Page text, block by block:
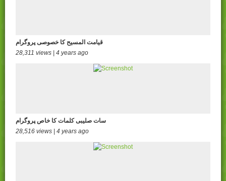
قیامت المسیح کا خصوصی پروگرام
28,311 views | 4 years ago
سات صلیبی کلمات کا خاص پروگرام
28,516 views | 4 years ago